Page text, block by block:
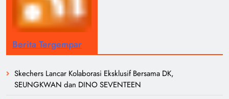
Berita Tergempar
Skechers Lancar Kolaborasi Eksklusif Bersama DK,
SEUNGKWAN dan DINO SEVENTEEN